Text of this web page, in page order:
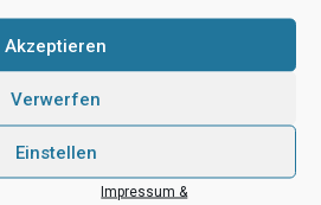
Akzeptieren
Verwerfen
Einstellen
Impressum &